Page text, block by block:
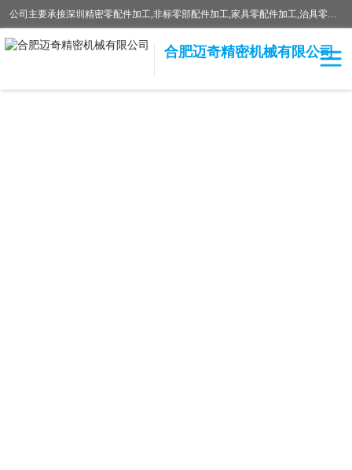
公司主要承接深圳精密零配件加工,非标零部配件加工,家具零配件加工,治具零配件加工,安徽精密零配件加工等各种各种精密机械加工，欢迎来来电咨询！
合肥迈奇精密机械有限公司